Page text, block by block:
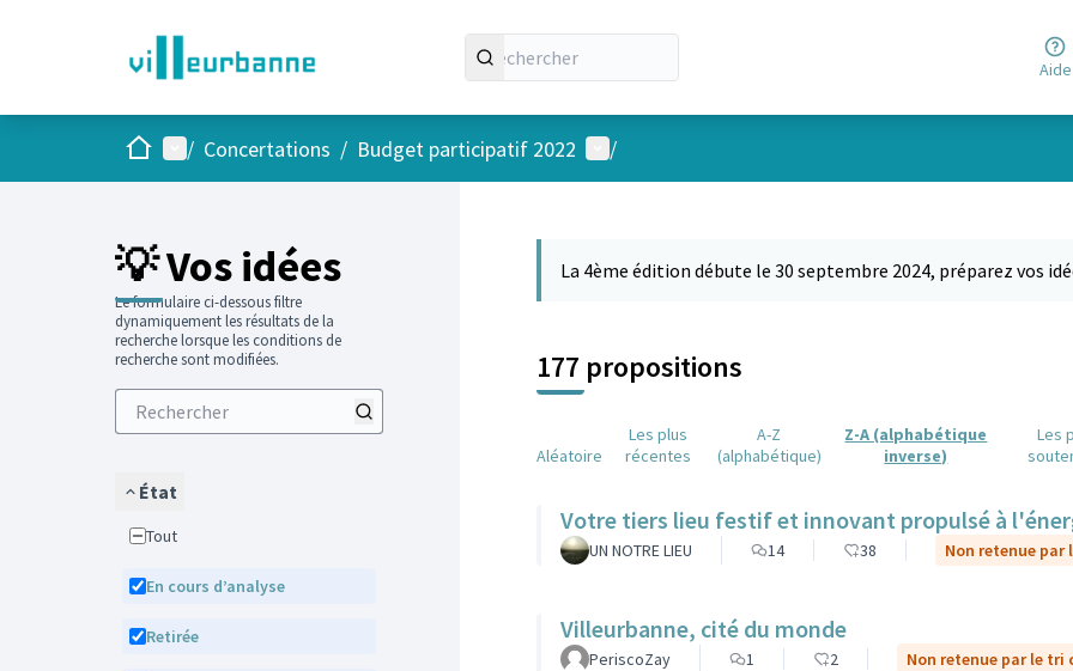
Aide
AccueilMenu principal
/ Concertations / Budget participatif 2022 Menu utilisateur
/
💡 Vos idées
Le formulaire ci-dessous filtre
dynamiquement les résultats de la
recherche lorsque les conditions de
recherche sont modifiées.
État
Tout
En cours d’analyse
Retirée
La 4ème édition débute le 30 septembre 2024, préparez vos
177 propositions
Aléatoire
Les plus
récentes
A-Z
(alphabétique)
Z-A (alphabétique
inverse)
Les
Votre tiers lieu festif et innovant propulsé à
UN NOTRE LIEU 14 38 Non retenue par
Villeurbanne, cité du monde
PeriscoZay 1 2 Non retenue par le tri